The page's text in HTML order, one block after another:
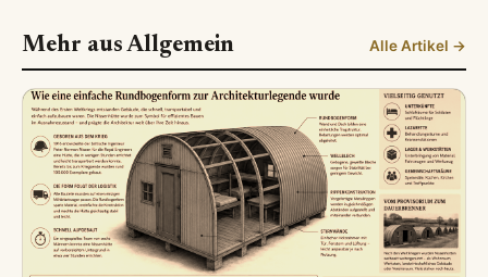
Mehr aus Allgemein Alle Artikel →